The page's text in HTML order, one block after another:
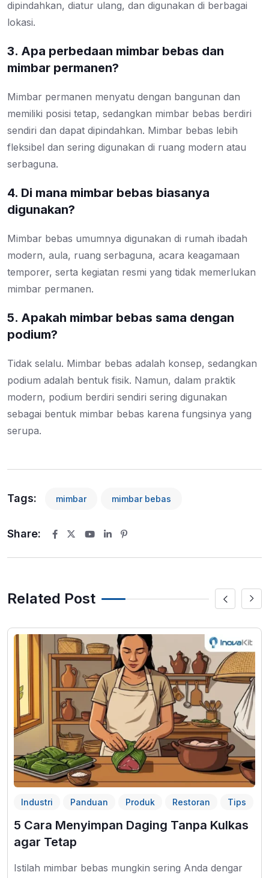
dipindahkan, diatur ulang, dan digunakan di berbagai
lokasi.
3. Apa perbedaan mimbar bebas dan
mimbar permanen?
Mimbar permanen menyatu dengan bangunan dan
memiliki posisi tetap, sedangkan mimbar bebas berdiri
sendiri dan dapat dipindahkan. Mimbar bebas lebih
fleksibel dan sering digunakan di ruang modern atau
serbaguna.
4. Di mana mimbar bebas biasanya
digunakan?
Mimbar bebas umumnya digunakan di rumah ibadah
modern, aula, ruang serbaguna, acara keagamaan
temporer, serta kegiatan resmi yang tidak memerlukan
mimbar permanen.
5. Apakah mimbar bebas sama dengan
podium?
Tidak selalu. Mimbar bebas adalah konsep, sedangkan
podium adalah bentuk fisik. Namun, dalam praktik
modern, podium berdiri sendiri sering digunakan
sebagai bentuk mimbar bebas karena fungsinya yang
serupa.
Tags: mimbar mimbar bebas
Share:
Youtube
LinkedIn
Related Post
Industri Panduan Produk Restoran Tips
5 Cara Menyimpan Daging Tanpa Kulkas
agar Tetap
Istilah mimbar bebas mungkin sering Anda dengar